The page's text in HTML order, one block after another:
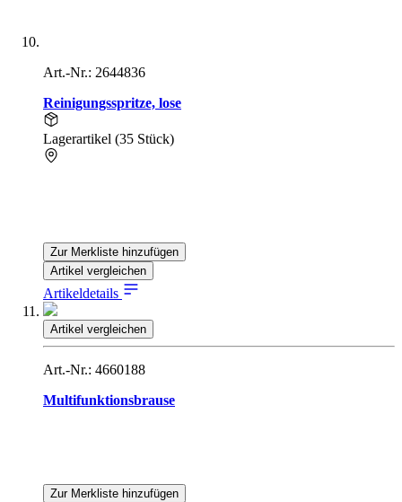
Art.-Nr.: 2644836
Reinigungsspritze, lose
Lagerartikel (35 Stück)
Zur Merkliste hinzufügen
Artikel vergleichen
Artikeldetails
Artikel vergleichen
Art.-Nr.: 4660188
Multifunktionsbrause
Zur Merkliste hinzufügen